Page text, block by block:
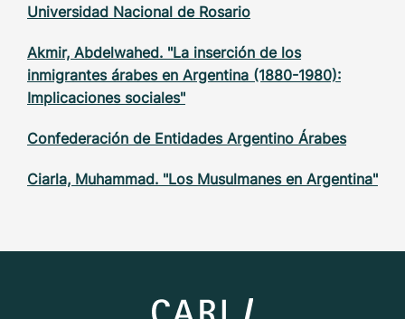
Universidad Nacional de Rosario
Akmir, Abdelwahed. "La inserción de los
inmigrantes árabes en Argentina (1880-1980):
Implicaciones sociales"
Confederación de Entidades Argentino Árabes
Ciarla, Muhammad. "Los Musulmanes en Argentina"